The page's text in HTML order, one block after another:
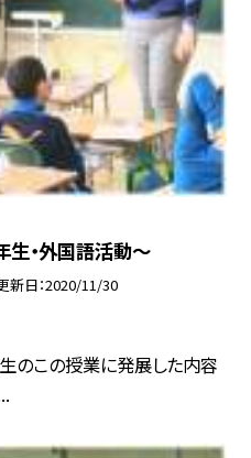
・外国語活動〜
新日 2020/11/30
のこの授業に発展した内容